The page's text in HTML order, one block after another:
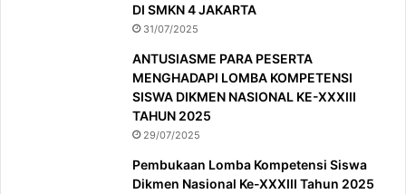
DI SMKN 4 JAKARTA
31/07/2025
ANTUSIASME PARA PESERTA
MENGHADAPI LOMBA KOMPETENSI
SISWA DIKMEN NASIONAL KE-XXXIII
TAHUN 2025
29/07/2025
Pembukaan Lomba Kompetensi Siswa
Dikmen Nasional Ke-XXXIII Tahun 2025